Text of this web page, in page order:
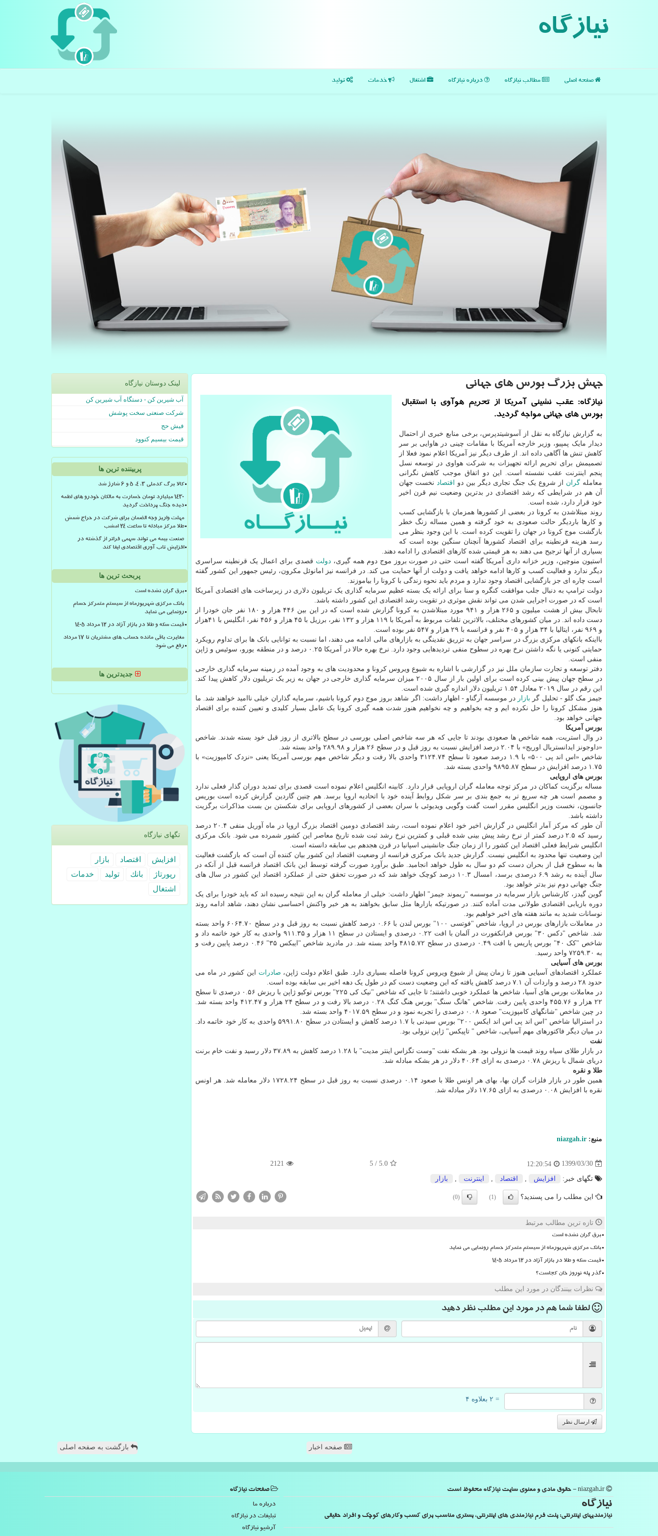
نیازگاه
صفحه اصلی مطالب نیازگاه درباره نیازگاه اشتغال خدمات تولید
جهش بزرگ بورس های جهانی
نیازگاه: عقب نشینی آمریكا از تحریم هوآوی با استقبال
بورس های جهانی مواجه گردید.
به گزارش نیازگاه به نقل از آسوشیتدپرس، برخی منابع خبری از احتمال
دیدار مایک پمپیو، وزیر خارجه آمریکا با مقامات چینی در هاوایی بر سر
کاهش تنش ها آگاهی داده اند. از طرف دیگر نیز آمریکا اعلام نمود فعلا از
تصمیمش برای تحریم ارائه تجهیزات به شرکت هواوی در توسعه نسل
پنجم اینترنت عقب نشسته است. این دو اتفاق موجب کاهش نگرانی
معامله گران از شروع یک جنگ تجاری دیگر بین دو اقتصادنخست جهان
آن هم در شرایطی که رشد اقتصادی در بدترین وضعیت نیم قرن اخیر
خود قرار دارد، شده است.
روند مبتلاشدن به کرونا در بعضی از کشورها همزمان با بازگشایی کسب
و کارها باردیگر حالت صعودی به خود گرفته و همین مساله زنگ خطر
بازگشت موج کرونا در جهان را تقویت کرده است. با این وجود بنظر می
رسد هزینه قرنطینه برای اقتصاد کشورها آنچنان سنگین بوده است که
بسیاری از آنها ترجیح می دهند به هر قیمتی شده کارهای اقتصادی را ادامه دهند.
استیون منوچین، وزیر خزانه داری آمریکا گفته است حتی در صورت بروز موج دوم همه گیری،دولت قصدی برای اعمال یک قرنطینه سراسری
دیگر ندارد و فعالیت کسب و کارها ادامه خواهد یافت و دولت از آنها حمایت می کند. در فرانسه نیز امانوئل مکرون، رئیس جمهور این کشور گفته
است چاره ای جز بازگشایی اقتصاد وجود ندارد و مردم باید نحوه زندگی با کرونا را بیاموزند.
دولت ترامپ به دنبال جلب موافقت کنگره و سنا برای ارائه یک بسته عظیم سرمایه گذاری یک تریلیون دلاری در زیرساخت های اقتصادی آمریکا
است که در صورت اجرایی شدن می تواند نقش موثری در تقویت رشد اقتصادی این کشور داشته باشد.
تابحال بیش از هشت میلیون و ۲۶۵ هزار و ۹۴۱ مورد مبتلاشدن به کرونا گزارش شده است که در این بین ۴۴۶ هزار و ۱۸۰ نفر جان خودرا از
دست داده اند. در میان کشورهای مختلف، بالاترین تلفات مربوط به آمریکا با ۱۱۹ هزار و ۱۳۲ نفر، برزیل با ۴۵ هزار و ۴۵۶ نفر، انگلیس با ۴۱هزار
و ۹۶۹ نفر، ایتالیا با ۳۴ هزار و ۴۰۵ نفر و فرانسه با ۲۹ هزار و ۵۴۷ نفر بوده است.
بااینکه بانکهای مرکزی بزرگ در سراسر جهان به تزریق نقدینگی به بازارهای مالی ادامه می دهند، اما نسبت به توانایی بانک ها برای تداوم رویکرد
حمایتی کنونی یا نگه داشتن نرخ بهره در سطوح منفی تردیدهایی وجود دارد. نرخ بهره حالا در آمریکا ۰.۲۵ درصد و در منطقه یورو، سوئیس و ژاپن
منفی است.
دفتر توسعه و تجارت سازمان ملل نیز در گزارشی با اشاره به شیوع ویروس کرونا و محدودیت های به وجود آمده در زمینه سرمایه گذاری خارجی
در سطح جهان پیش بینی کرده است برای اولین بار از سال ۲۰۰۵ میزان سرمایه گذاری خارجی در جهان به زیر یک تریلیون دلار کاهش پیدا کند.
این رقم در سال ۲۰۱۹ معادل ۱.۵۴ تریلیون دلار اندازه گیری شده است.
جیمز مک گلو - تحلیل گر بازار در موسسه آرگناو - اظهار داشت: اگر شاهد بروز موج دوم کرونا باشیم، سرمایه گذاران خیلی ناامید خواهند شد. ما
هنوز مشکل کرونا را حل نکرده ایم و چه بخواهیم و چه نخواهیم هنوز شدت همه گیری کرونا یک عامل بسیار کلیدی و تعیین کننده برای اقتصاد
جهانی خواهد بود.
بورس آمریکا
در وال استریت، همه شاخص ها صعودی بودند تا جایی که هر سه شاخص اصلی بورسی در سطح بالاتری از روز قبل خود بسته شدند. شاخص
«داوجونز ایدانستریال اوریج» با ۲.۰۴ درصد افزایش نسبت به روز قبل و در سطح ۲۶ هزار و ۲۸۹.۹۸ واحد بسته شد.
شاخص «اس اند پی ۵۰۰» با ۱.۹ درصد صعود تا سطح ۳۱۲۴.۷۴ واحدی بالا رفت و دیگر شاخص مهم بورسی آمریکا یعنی «نزدک کامپوزیت» با
۱.۷۵ درصد افزایش در سطح ۹۸۹۵.۸۷ واحدی بسته شد.
بورس های اروپایی
مساله برگزیت کماکان در مرکز توجه معامله گران اروپایی قرار دارد. کابینه انگلیس اعلام نموده است قصدی برای تمدید دوران گذار فعلی ندارد
و مصمم است هر چه سریع تر به جمع بندی بر سر شکل روابط آینده خود با اتحادیه اروپا برسد. هم چنین گاردین گزارش کرده است بوریس
جانسون، نخست وزیر انگلیس مقرر است گفت وگویی ویدیوئی با سران بعضی از کشورهای اروپایی برای شکستن بن بست مذاکرات برگزیت
داشته باشد.
آن طور که مرکز آمار انگلیس در گزارش اخیر خود اعلام نموده است، رشد اقتصادی دومین اقتصاد بزرگ اروپا در ماه آوریل منفی ۲۰.۴ درصد
رسید که ۲.۵ درصد کمتر از نرخ رشد پیش بینی شده قبلی و کمترین نرخ رشد ثبت شده تاریخ معاصر این کشور شمرده می شود. بانک مرکزی
انگلیس شرایط فعلی اقتصاد این کشور را از زمان جنگ جانشینی اسپانیا در قرن هجدهم بی سابقه دانسته است.
این وضعیت تنها محدود به انگلیس نیست. گزارش جدید بانک مرکزی فرانسه از وضعیت اقتصاد این کشور بیان کننده آن است که بازگشت فعالیت
ها به سطوح قبل از بحران دست کم دو سال به طول خواهد انجامید. طبق برآورد صورت گرفته توسط این بانک اقتصاد فرانسه قبل از آنکه در
سال آینده به رشد ۶.۹ درصدی برسد، امسال ۱۰.۳ درصد کوچک خواهد شد که در صورت تحقق حتی از عملکرد اقتصاد این کشور در سال های
جنگ جهانی دوم نیز بدتر خواهد بود.
گوین گیدز، کارشناس بازار سرمایه در موسسه "ریموند جیمز" اظهار داشت: خیلی از معامله گران به این نتیجه رسیده اند که باید خودرا برای یک
دوره بازیابی اقتصادی طولانی مدت آماده کنند. در صورتیکه بازارها مثل سابق بخواهند به هر خبر واکنش احساسی نشان دهند، شاهد ادامه روند
نوسانات شدید به مانند هفته های اخیر خواهیم بود.
در معاملات بازارهای بورس در اروپا، شاخص "فوتسی ۱۰۰" بورس لندن با ۰.۶۶ درصد کاهش نسبت به روز قبل و در سطح ۶۰۶۴.۷۰ واحد بسته
شد. شاخص "دکس ۳۰" بورس فرانکفورت در آلمان با افت ۰.۲۲ درصدی و ایستادن در سطح ۱۱ هزار و ۹۱۱.۳۵ واحدی به کار خود خاتمه داد و
شاخص "کک ۴۰" بورس پاریس با افت ۰.۴۹ درصدی در سطح ۴۸۱۵.۷۲ واحد بسته شد. در مادرید شاخص "ایبکس ۳۵" ۰.۴۶ درصد پایین رفت و
به ۷۲۵۹.۳۰ واحد رسید.
بورس های آسیایی
عملکرد اقتصادهای آسیایی هنوز تا زمان پیش از شیوع ویروس کرونا فاصله بسیاری دارد. طبق اعلام دولت ژاپن، صادرات این کشور در ماه می
حدود ۲۸ درصد و واردات آن ۷.۱ درصد کاهش یافته که این وضعیت دست کم در طول یک دهه اخیر بی سابقه بوده است.
در معاملات بورس های آسیا، شاخص ها عملکرد خوبی داشتند؛ تا جایی که شاخص "نیک کی ۲۲۵" بورس توکیو ژاپن با ریزش ۰.۵۶ درصدی تا سطح
۲۲ هزار و ۴۵۵.۷۶ واحدی پایین رفت. شاخص "هانگ سنگ" بورس هنگ کنگ ۰.۲۸ درصد بالا رفت و در سطح ۲۴ هزار و ۴۱۲.۴۷ واحد بسته شد.
در چین شاخص "شانگهای کامپوزیت" صعود ۰.۰۸ درصدی را تجربه نمود و در سطح ۴۰۱۷.۵۹ واحد بسته شد.
در استرالیا شاخص "اس اند پی اس اند ایکس ۲۰۰" بورس سیدنی با ۱.۷ درصد کاهش و ایستادن در سطح ۵۹۹۱.۸۰ واحدی به کار خود خاتمه داد.
در میان دیگر فاکتورهای مهم آسیایی، شاخص " تاپیکس" ژاپن نزولی بود.
نفت
در بازار طلای سیاه روند قیمت ها نزولی بود. هر بشکه نفت "وست تگزاس اینتر مدیت" با ۱.۲۸ درصد کاهش به ۳۷.۸۹ دلار رسید و نفت خام برنت
دریای شمال با ریزش ۰.۷۸ درصدی به ازای ۴۰.۶۴ دلار در هر بشکه مبادله شد.
طلا و نقره
همین طور در بازار فلزات گران بها، بهای هر اونس طلا با صعود ۰.۱۴ درصدی نسبت به روز قبل در سطح ۱۷۲۸.۲۴ دلار معامله شد. هر اونس
نقره با افزایش ۰.۰۸ درصدی به ازای ۱۷.۶۵ دلار مبادله شد.
منبع: niazgah.ir
1399/03/30
12:20:54
5.0
/
5
2121
تگهای خبر: افزایش اقتصاد اینترنت بازار
این مطلب را می پسندید؟ (1)
(0)
تازه ترین مطالب مرتبط
برق گران نشده است
بانک مرکزی شهریورماه از سیستم متمرکز حسام رونمایی می نماید
قیمت سکه و طلا در بازار آزاد در ۱۲ مرداد ۱۴۰۵
گذر پله نوروز خان کجاست؟
نظرات بینندگان در مورد این مطلب
لطفا شما همدر مورد این مطلب نظر دهید
= ۲ بعلاوه ۴
ارسال نظر
لینک دوستان نیازگاه
آب شیرین کن - دستگاه آب شیرین کن
شرکت صنعتی سخت پوشش
فیش حج
قیمت بیسیم کنوود
پربیننده ترین ها
کالا برگ کدملی 3، 4، 5 و 6 شارژ شد
۱۴۳۰ میلیارد تومان خسارت به مالکان خودرو های لطمه
دیده جنگ پرداخت گردید
مهلت واریز وجه الضمان برای شرکت در حراج شمش
طلا مرکز مبادله تا ساعت ۲۴ امشب
صنعت بیمه می تواند سهمی فراتر از گذشته در
افزایش تاب آوری اقتصادی ایفا کند
پربحث ترین ها
برق گران نشده است
بانک مرکزی شهریورماه از سیستم متمرکز حسام
رونمایی می نماید
قیمت سکه و طلا در بازار آزاد در ۱۲ مرداد ۱۴۰۵
مغایرت باقی مانده حساب های مشتریان تا 17 مرداد
رفع می شود
جدیدترین ها
تگهای نیازگاه
افزایش اقتصاد
بازار
رپورتاژ
بانك تولید
خدمات
اشتغال
صفحه اخبار بازگشت به صفحه اصلی
نیازگاه
نیازمندیهای اینترنتی: پلت فرم نیازمندی های اینترنتی، بستری مناسب برای کسب وکارهای کوچک و افراد حقیقی
صفحات نیازگاه
درباره ما
تبلیغات در نیازگاه
آرشیو نیازگاه